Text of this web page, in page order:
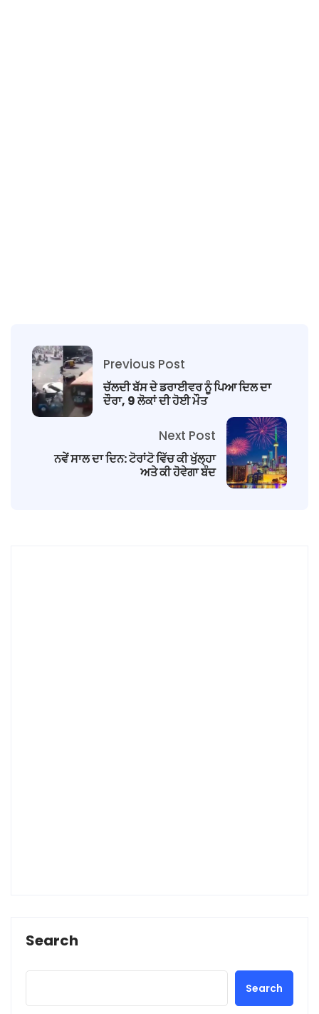
Previous Post
ਚੱਲਦੀ ਬੱਸ ਦੇ ਡਰਾਈਵਰ ਨੂੰ ਪਿਆ ਦਿਲ ਦਾ
ਦੌਰਾ, 9 ਲੋਕਾਂ ਦੀ ਹੋਈ ਮੌਤ
Next Post
ਨਵੇਂ ਸਾਲ ਦਾ ਦਿਨ: ਟੋਰਾਂਟੋ ਵਿੱਚ ਕੀ ਖੁੱਲ੍ਹਾ
ਅਤੇ ਕੀ ਹੋਵੇਗਾ ਬੰਦ
Search
Search